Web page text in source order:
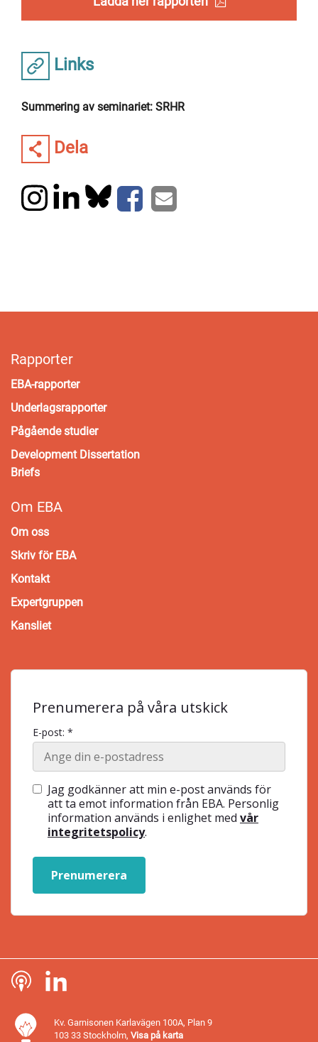
Links
Summering av seminariet: SRHR
Dela
Rapporter
EBA-rapporter
Underlagsrapporter
Pågående studier
Development Dissertation
Briefs
Om EBA
Om oss
Skriv för EBA
Kontakt
Expertgruppen
Kansliet
Prenumerera på våra utskick
E-post: *
Jag godkänner att min e-post används för
att ta emot information från EBA. Personlig
information används i enlighet med vår
integritetspolicy.
Prenumerera
Kv. Garnisonen Karlavägen 100A, Plan 9
103 33 Stockholm, Visa på karta